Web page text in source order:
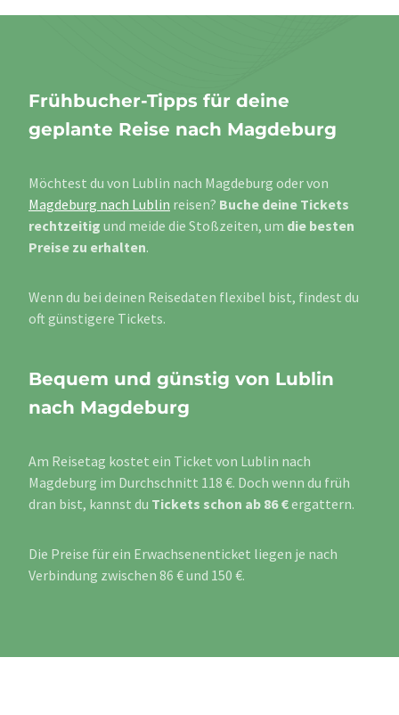
Frühbucher-Tipps für deine
geplante Reise nach Magdeburg
Möchtest du von Lublin nach Magdeburg oder von
Magdeburg nach Lublin reisen? Buche deine Tickets
rechtzeitig und meide die Stoßzeiten, um die besten
Preise zu erhalten.
Wenn du bei deinen Reisedaten flexibel bist, findest du
oft günstigere Tickets.
Bequem und günstig von Lublin
nach Magdeburg
Am Reisetag kostet ein Ticket von Lublin nach
Magdeburg im Durchschnitt 118 €. Doch wenn du früh
dran bist, kannst du Tickets schon ab 86 €ergattern.
Die Preise für ein Erwachsenenticket liegen je nach
Verbindung zwischen 86 € und 150 €.